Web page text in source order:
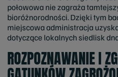
połowowa nie zagraża
bioróżnorodności. Dzięki tym
miejscowa administracja
dotyczące lokalnych siedlisk
ROZPOZNAWANIE I